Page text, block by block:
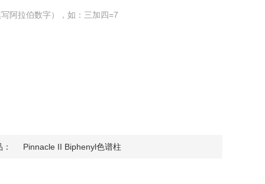
阿拉伯数字），如：三加四=7
Pinnacle II Biphenyl色谱柱